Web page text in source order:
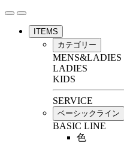
ITEMS
カテゴリー
MENS&LADIES
LADIES
KIDS
SERVICE
ベーシックライン
BASIC LINE
色